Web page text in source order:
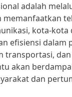
adalah
memanfaatkan
kota-kota
efisiensi dalam
transportasi,
akan
dan